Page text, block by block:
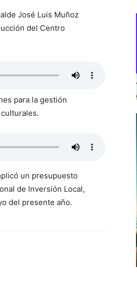
José Luis Muñoz
del Centro
para la gestión
un presupuesto
de Inversión Local,
del presente año.